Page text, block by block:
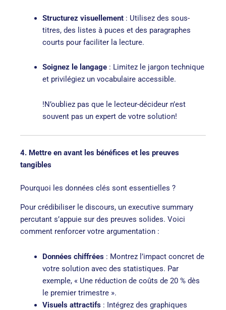
Structurez visuellement: Utilisez des sous-
titres, des listes à puces et des paragraphes
courts pour faciliter la lecture.
Soignez le langage: Limitez le jargon technique
et privilégiez un vocabulaire accessible.
!N’oubliez pas que le lecteur-décideur n’est
souvent pas un expert de votre solution!
4. Mettre en avant les bénéfices et les preuves
tangibles
Pourquoi les données clés sont essentielles ?
Pour crédibiliser le discours, un executive summary
percutant s’appuie sur des preuves solides. Voici
comment renforcer votre argumentation :
Données chiffrées: Montrez l’impact concret de
votre solution avec des statistiques. Par
exemple, « Une réduction de coûts de 20 % dès
le premier trimestre ».
Visuels attractifs: Intégrez des graphiques